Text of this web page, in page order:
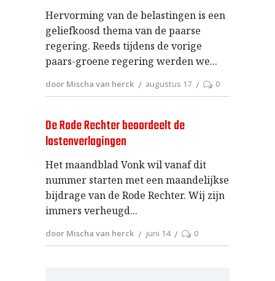
Hervorming van de belastingen is een
geliefkoosd thema van de paarse
regering. Reeds tijdens de vorige
paars-groene regering werden we
door Mischa van herck augustus 17 0
De Rode Rechter beoordeelt de
lastenverlagingen
Het maandblad Vonk wil vanaf dit
nummer starten met een maandelijkse
bijdrage van de Rode Rechter. Wij zijn
immers verheugd
door Mischa van herck juni 14 0